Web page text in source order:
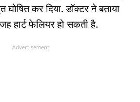
घोषित कर दिया. डॉक्टर ने बताया
हार्ट फेलियर हो सकती है.
Advertisement